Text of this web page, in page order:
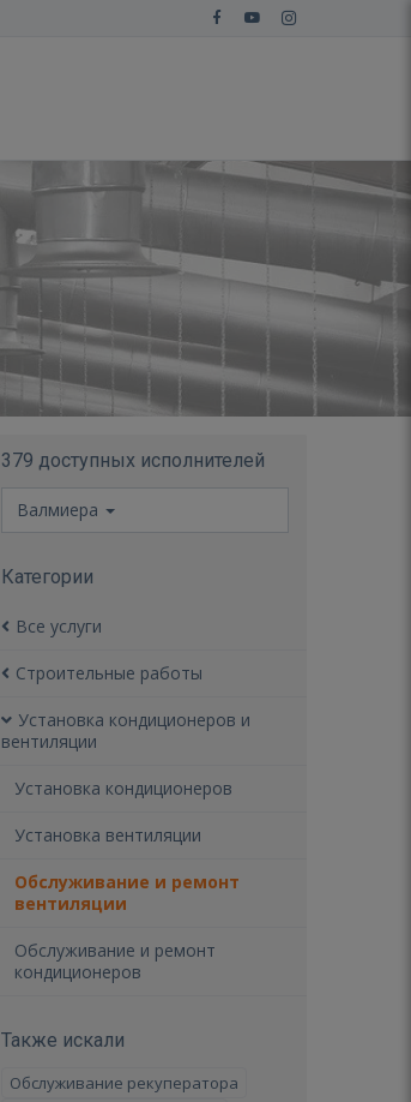
379 доступных исполнителей
Валмиера
Категории
Все услуги
Строительные работы
Установка кондиционеров и
вентиляции
Установка кондиционеров
Установка вентиляции
Обслуживание и ремонт
вентиляции
Обслуживание и ремонт
кондиционеров
Также искали
Обслуживание рекуператора